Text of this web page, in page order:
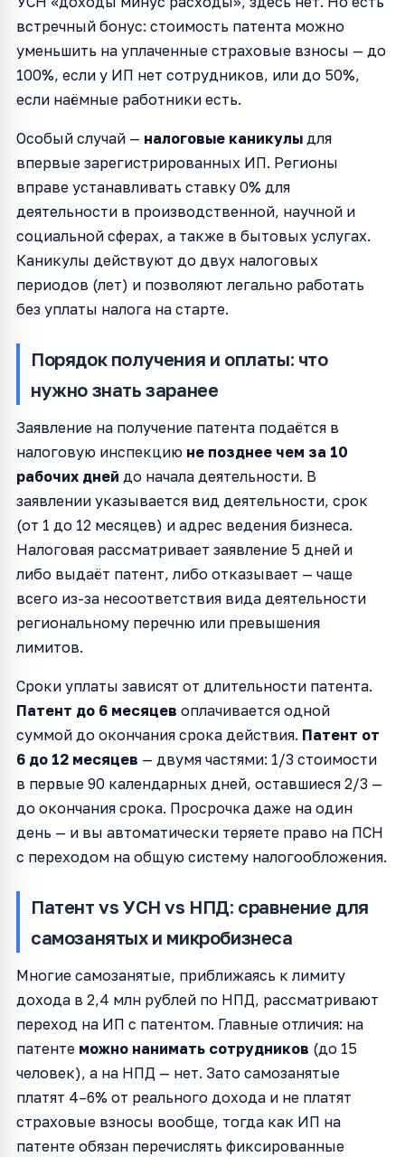
встречный бонус: стоимость патента можно
уменьшить на уплаченные страховые взносы — до
100%, если у ИП нет сотрудников, или до 50%,
если наёмные работники есть.
Особый случай — налоговые каникулы для
впервые зарегистрированных ИП. Регионы
вправе устанавливать ставку 0% для
деятельности в производственной, научной и
социальной сферах, а также в бытовых услугах.
Каникулы действуют до двух налоговых
периодов (лет) и позволяют легально работать
без уплаты налога на старте.
Порядок получения и оплаты: что
нужно знать заранее
Заявление на получение патента подаётся в
налоговую инспекцию не позднее чем за 10
рабочих дней до начала деятельности. В
заявлении указывается вид деятельности, срок
(от 1 до 12 месяцев) и адрес ведения бизнеса.
Налоговая рассматривает заявление 5 дней и
либо выдаёт патент, либо отказывает — чаще
всего из-за несоответствия вида деятельности
региональному перечню или превышения
лимитов.
Сроки уплаты зависят от длительности патента.
Патент до 6 месяцев оплачивается одной
суммой до окончания срока действия. Патент от
6 до 12 месяцев — двумя частями: 1/3 стоимости
в первые 90 календарных дней, оставшиеся 2/3 —
до окончания срока. Просрочка даже на один
день — и вы автоматически теряете право на ПСН
с переходом на общую систему налогообложения.
Патент vs УСН vs НПД: сравнение для
самозанятых и микробизнеса
Многие самозанятые, приближаясь к лимиту
дохода в 2,4 млн рублей по НПД, рассматривают
переход на ИП с патентом. Главные отличия: на
патенте можно нанимать сотрудников (до 15
человек), а на НПД — нет. Зато самозанятые
платят 4–6% от реального дохода и не платят
страховые взносы вообще, тогда как ИП на
патенте обязан перечислять фиксированные